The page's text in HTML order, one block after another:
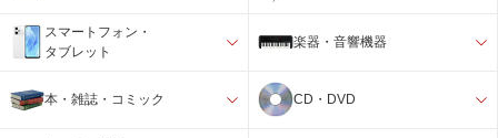
スマートフォン・
タブレット
楽器・音響機器
本・雑誌・コミック CD・DVD